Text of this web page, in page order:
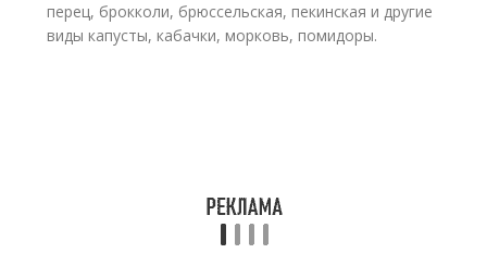
перец, брокколи, брюссельская, пекинская и другие
виды капусты, кабачки, морковь, помидоры.